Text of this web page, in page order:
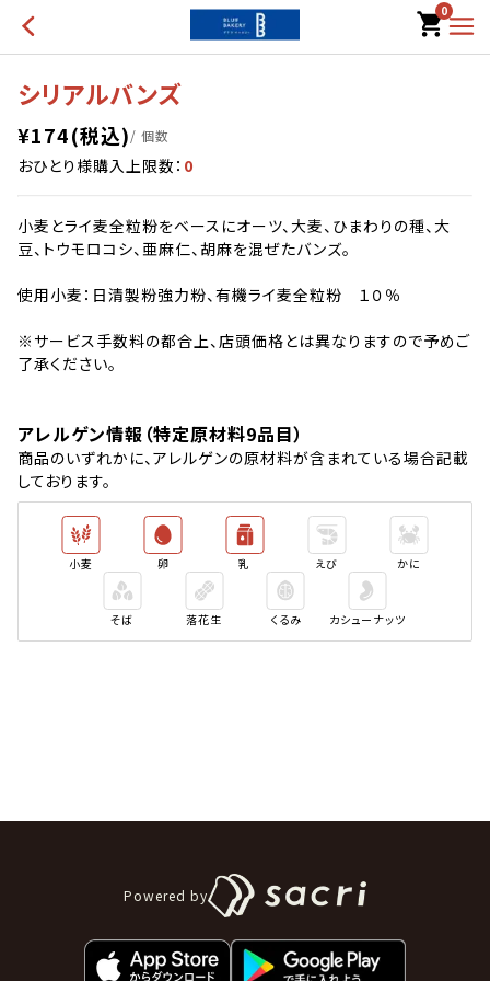
0
シリアルバンズ
¥174(税込)/ 個数
おひとり様購入上限数： 0
小麦とライ麦全粒粉をベースにオーツ、大麦、ひまわりの種、大
豆、トウモロコシ、亜麻仁、胡麻を混ぜたバンズ。
使用小麦：日清製粉強力粉、有機ライ麦全粒粉 １０％
※サービス手数料の都合上、店頭価格とは異なりますので予めご
了承ください。
アレルゲン情報（特定原材料9品目）
商品のいずれかに、アレルゲンの原材料が含まれている場合記載
しております。
小麦 卵 乳 えび かに
そば 落花生 くるみ カシューナッツ
Powered by